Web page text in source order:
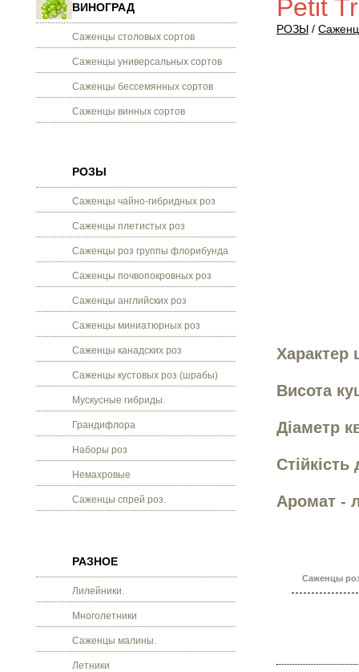
ВИНОГРАД
Саженцы столовых сортов
Саженцы универсальных сортов
Саженцы бессемянных сортов
Саженцы винных сортов
РОЗЫ
Саженцы чайно-гибридных роз
Саженцы плетистых роз
Саженцы роз группы флорибунда
Саженцы почвопокровных роз
Саженцы английских роз
Саженцы миниатюрных роз
Саженцы канадских роз
Саженцы кустовых роз (шрабы)
Мускусные гибриды.
Грандифлора
Наборы роз
Немахровые
Саженцы спрей роз.
РАЗНОЕ
Лилейники.
Многолетники
Саженцы малины.
Летники
Petit
РОЗЫ /
Характер
Висота
Діаметр
Аромат -
Саженцы